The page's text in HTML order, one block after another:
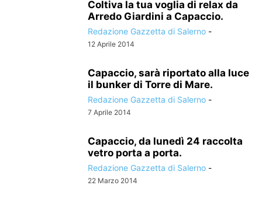
Coltiva la tua voglia di relax da
Arredo Giardini a Capaccio.
Redazione Gazzetta di Salerno -
12 Aprile 2014
Capaccio, sarà riportato alla luce
il bunker di Torre di Mare.
Redazione Gazzetta di Salerno -
7 Aprile 2014
Capaccio, da lunedì 24 raccolta
vetro porta a porta.
Redazione Gazzetta di Salerno -
22 Marzo 2014